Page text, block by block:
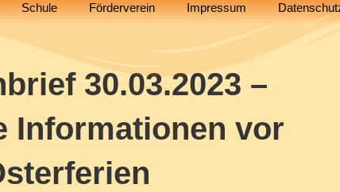
Schule Förderverein Impressum
30.03.2023 –
Informationen vor